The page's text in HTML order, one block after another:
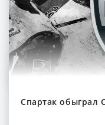
Спартак обыграл